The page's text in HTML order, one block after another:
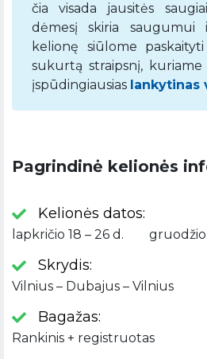
čia visada jausitės
dėmesį skiria
kelionę siūlome
sukurtą straipsnį, kuriame
įspūdingiausias lankytinas
Pagrindinė kelionės
Kelionės datos:
lapkričio 18 – 26 d. gruodžio
Skrydis:
Vilnius – Dubajus – Vilnius
Bagažas:
Rankinis + registruotas